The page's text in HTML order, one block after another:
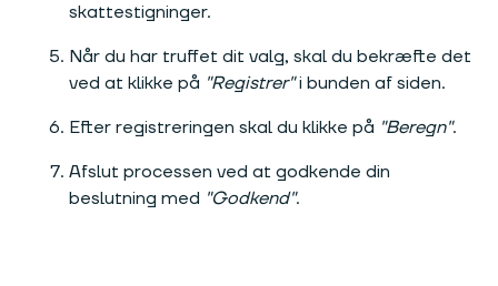
skattestigninger.
Når du har truffet dit valg, skal du bekræfte det
ved at klikke på "Registrer"i bunden af siden.
Efter registreringen skal du klikke på "Beregn".
Afslut processen ved at godkende din
beslutning med "Godkend".